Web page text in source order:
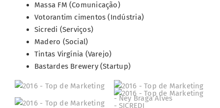
Massa FM (Comunicação)
Votorantim cimentos (Indústria)
Sicredi (Serviços)
Madero (Social)
Tintas Virgínia (Varejo)
Bastardes Brewery (Startup)